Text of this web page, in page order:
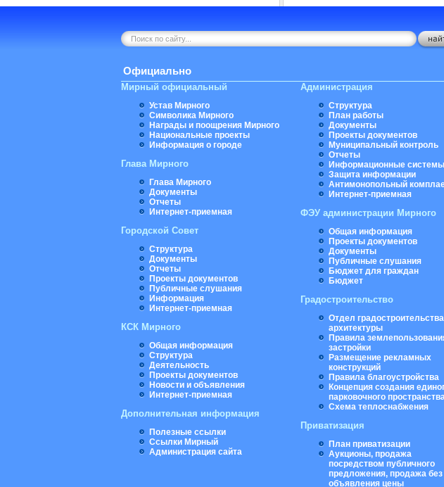
Официально
Мирный официальный
Устав Мирного
Символика Мирного
Награды и поощрения Мирного
Национальные проекты
Информация о городе
Глава Мирного
Глава Мирного
Документы
Отчеты
Интернет-приемная
Городской Совет
Структура
Документы
Отчеты
Проекты документов
Публичные слушания
Информация
Интернет-приемная
КСК Мирного
Общая информация
Структура
Деятельность
Проекты документов
Новости и объявления
Интернет-приемная
Дополнительная информация
Полезные ссылки
Ссылки Мирный
Администрация сайта
Администрация
Структура
План работы
Документы
Проекты документов
Муниципальный контроль
Отчеты
Информационные системы
Защита информации
Антимонопольный
Интернет-приемная
ФЭУ администрации Мирного
Общая информация
Проекты документов
Документы
Публичные слушания
Бюджет для граждан
Бюджет
Градостроительство
Отдел
архитектуры
Правила
застройки
Размещение рекламных
конструкций
Правила благоустройства
Концепция создания
парковочного
Схема теплоснабжения
Приватизация
План приватизации
Аукционы, продажа
посредством публичного
предложения, продажа без
объявления цены